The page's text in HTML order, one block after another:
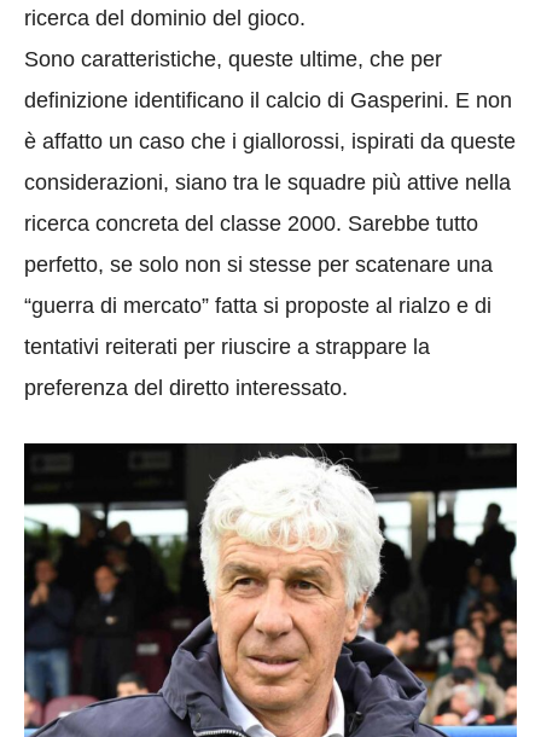
ricerca del dominio del gioco.
Sono caratteristiche, queste ultime, che per
definizione identificano il calcio di Gasperini. E non
è affatto un caso che i giallorossi, ispirati da queste
considerazioni, siano tra le squadre più attive nella
ricerca concreta del classe 2000. Sarebbe tutto
perfetto, se solo non si stesse per scatenare una
“guerra di mercato” fatta si proposte al rialzo e di
tentativi reiterati per riuscire a strappare la
preferenza del diretto interessato.